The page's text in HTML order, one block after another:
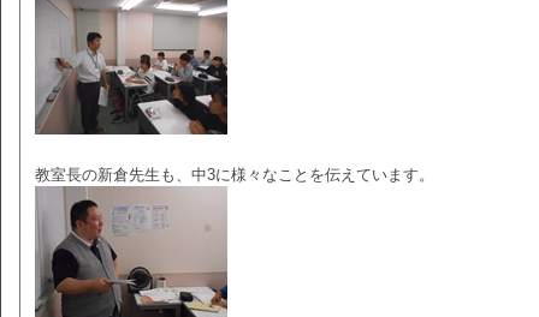
教室長の新倉先生も、中3に様々なことを伝えています。